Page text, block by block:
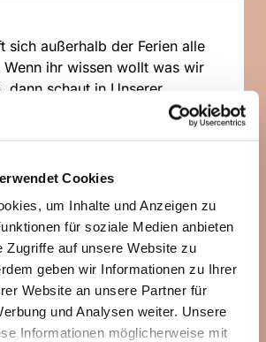
Cookies
um Inhalte und Anzeigen zu
für soziale Medien anbieten
Zugriffe auf unsere Website zu
geben wir Informationen zu Ihrer
Website an unsere Partner für
und Analysen weiter. Unsere
Informationen möglicherweise mit
sich außerhalb der Ferien alle
ihr wissen wollt was wir
dann schaut in Unserer